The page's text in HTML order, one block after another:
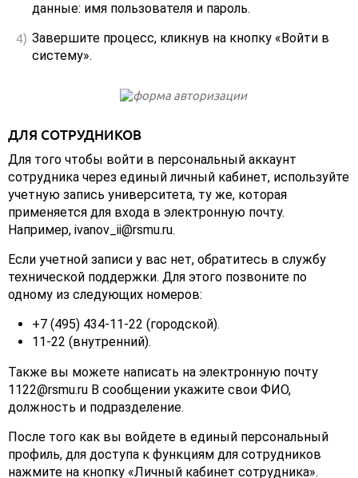
данные: имя пользователя и пароль.
Завершите процесс, кликнув на кнопку «Войти в
систему».
ДЛЯ СОТРУДНИКОВ
Для того чтобы войти в персональный аккаунт
сотрудника через единый личный кабинет, используйте
учетную запись университета, ту же, которая
применяется для входа в электронную почту.
Например, ivanov_ii@rsmu.ru.
Если учетной записи у вас нет, обратитесь в службу
технической поддержки. Для этого позвоните по
одному из следующих номеров:
+7 (495) 434-11-22 (городской).
11-22 (внутренний).
Также вы можете написать на электронную почту
1122@rsmu.ru В сообщении укажите свои ФИО,
должность и подразделение.
После того как вы войдете в единый персональный
профиль, для доступа к функциям для сотрудников
нажмите на кнопку «Личный кабинет сотрудника».